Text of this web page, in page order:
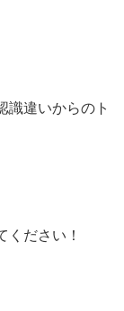
識違いからのト
ください！